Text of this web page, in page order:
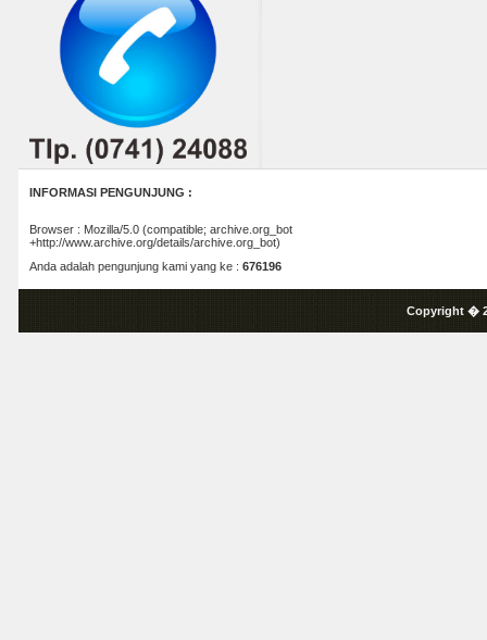
INFORMASI PENGUNJUNG :
Browser : Mozilla/5.0 (compatible; archive.org_bot
+http://www.archive.org/details/archive.org_bot)
Anda adalah pengunjung kami yang ke : 676196
Copyright �